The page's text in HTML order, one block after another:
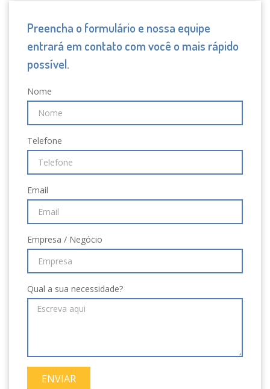
Preencha o formulário e nossa equipe
entrará em contato com você o mais rápido
possível.
Nome
Telefone
Email
Empresa / Negócio
Qual a sua necessidade?
ENVIAR